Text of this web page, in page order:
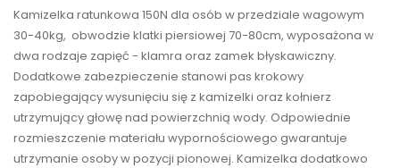
Kamizelka ratunkowa 150N dla osób w przedziale wagowym
30-40kg, obwodzie klatki piersiowej 70-80cm, wyposażona w
dwa rodzaje zapięć - klamra oraz zamek błyskawiczny.
Dodatkowe zabezpieczenie stanowi pas krokowy
zapobiegający wysunięciu się z kamizelki oraz kołnierz
utrzymujący głowę nad powierzchnią wody. Odpowiednie
rozmieszczenie materiału wypornościowego gwarantuje
utrzymanie osoby w pozycji pionowej. Kamizelka dodatkowo